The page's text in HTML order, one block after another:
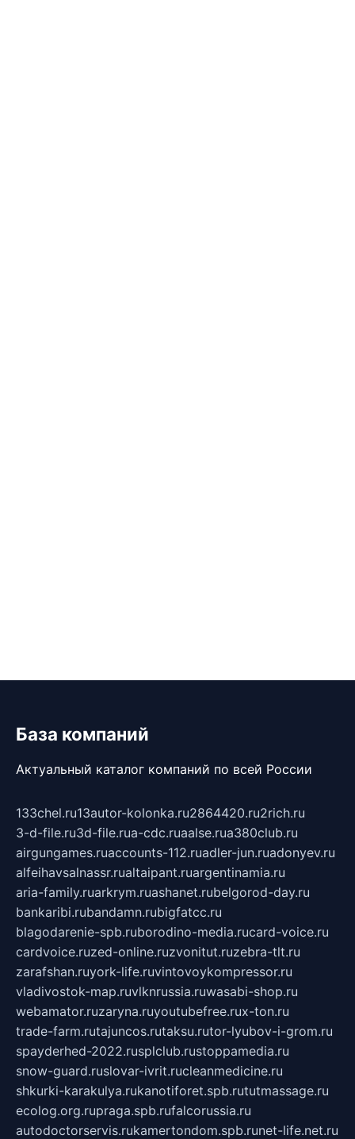
База компаний
Актуальный каталог компаний по всей России
133chel.ru13autor-kolonka.ru2864420.ru2rich.ru
3-d-file.ru3d-file.rua-cdc.ruaalse.rua380club.ru
airgungames.ruaccounts-112.ruadler-jun.ruadonyev.ru
alfeihavsalnassr.rualtaipant.ruargentinamia.ru
aria-family.ruarkrym.ruashanet.rubelgorod-day.ru
bankaribi.rubandamn.rubigfatcc.ru
blagodarenie-spb.ruborodino-media.rucard-voice.ru
cardvoice.ruzed-online.ruzvonitut.ruzebra-tlt.ru
zarafshan.ruyork-life.ruvintovoykompressor.ru
vladivostok-map.ruvlknrussia.ruwasabi-shop.ru
webamator.ruzaryna.ruyoutubefree.rux-ton.ru
trade-farm.rutajuncos.rutaksu.rutor-lyubov-i-grom.ru
spayderhed-2022.rusplclub.rustoppamedia.ru
snow-guard.ruslovar-ivrit.rucleanmedicine.ru
shkurki-karakulya.rukanotiforet.spb.rututmassage.ru
ecolog.org.rupraga.spb.rufalcorussia.ru
autodoctorservis.rukamertondom.spb.runet-life.net.ru